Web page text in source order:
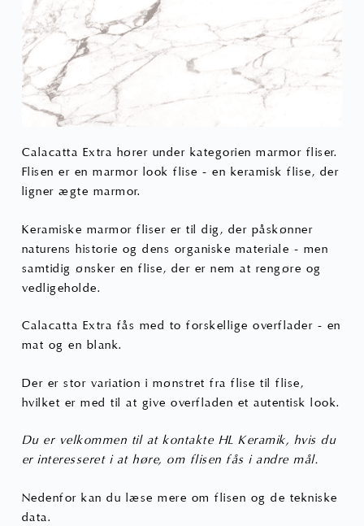
Calacatta Extra hører under kategorien marmor fliser.
Flisen er en marmor look flise - en keramisk flise, der
ligner ægte marmor.
Keramiske marmor fliser er til dig, der påskønner
naturens historie og dens organiske materiale - men
samtidig ønsker en flise, der er nem at rengøre og
vedligeholde.
Calacatta Extra fås med to forskellige overflader - en
mat og en blank.
Der er stor variation i mønstret fra flise til flise,
hvilket er med til at give overfladen et autentisk look.
Du er velkommen til at kontakte HL Keramik, hvis du
er interesseret i at høre, om flisen fås i andre mål.
Nedenfor kan du læse mere om flisen og de tekniske
data.